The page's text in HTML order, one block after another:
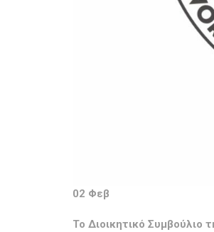
02 Φεβ
Το Διοικητικό